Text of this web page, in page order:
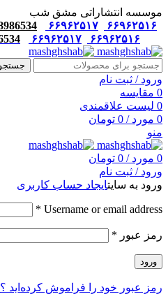
موسسه انتشاراتی مشق شب
۶۶۹۶۲۵۱۶
۶۶۹۶۲۵۱۷
۶۶۹۶۲۵۱۶
۶۶۹۶۲۵۱۷
ورود / ثبت نام
0 مقایسه
0 لیست علاقمندی
0 مورد /
0 تومان
منو
0 مورد /
0 تومان
ورود / ثبت نام
ورود به سایتایجاد حساب کاربری
Username or email address
*
رمز عبور *
ورود
رمز عبور خود را فراموش کرده‌اید ؟